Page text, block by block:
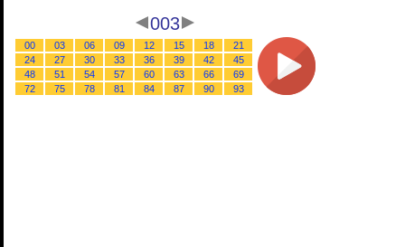
003
00 03 06 09 12 15 18
21
24
27 30 33 36 39 42
45
48
51 54 57 60 63 66
69
72
75 78 81 84 87 90 93